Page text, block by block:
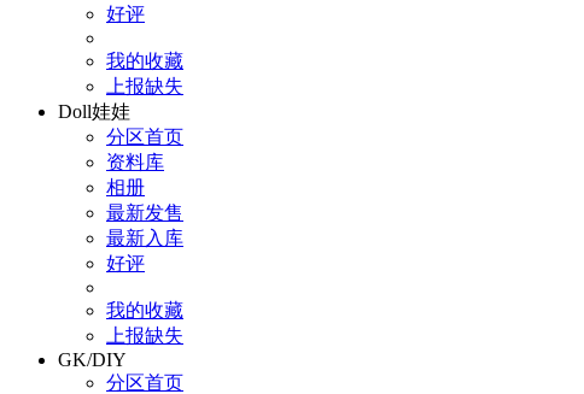
好评
我的收藏
上报缺失
Doll娃娃
分区首页
资料库
相册
最新发售
最新入库
好评
我的收藏
上报缺失
GK/DIY
分区首页